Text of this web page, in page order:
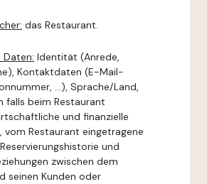
das Restaurant.
Identität (Anrede,
Kontaktdaten (E-Mail-
...), Sprache/Land,
falls beim Restaurant
und finanzielle
vom Restaurant eingetragene
und
zwischen dem
seinen Kunden oder